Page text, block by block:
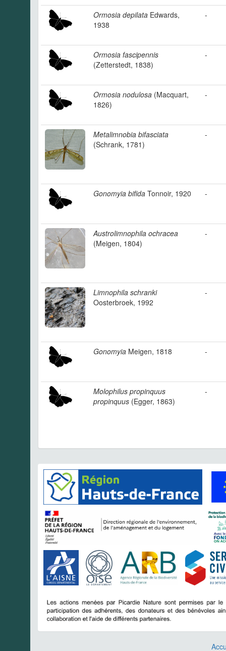
Ormosia depilata Edwards,
1938
-
Ormosia fascipennis
(Zetterstedt, 1838)
-
Ormosia nodulosa (Macquart,
1826)
-
Metalimnobia bifasciata
(Schrank, 1781)
-
Gonomyia bifida Tonnoir, 1920 -
Austrolimnophila ochracea
(Meigen, 1804)
-
Limnophila schranki
Oosterbroek, 1992
-
Gonomyia Meigen, 1818 -
Molophilus propinquus
propinquus (Egger, 1863)
-